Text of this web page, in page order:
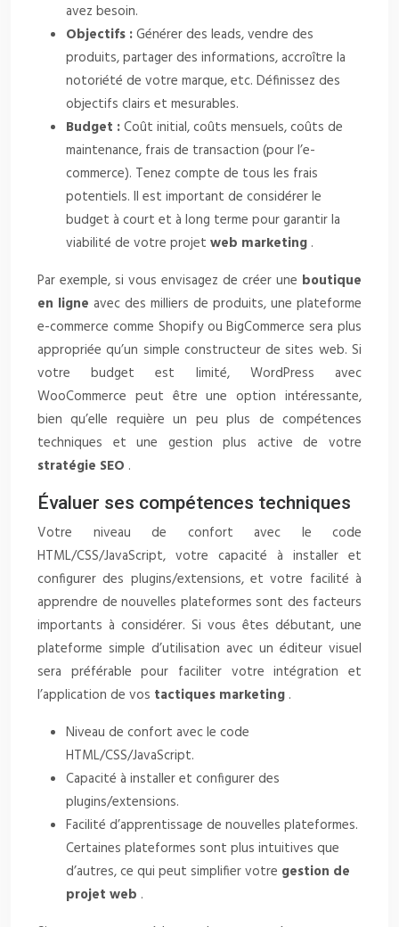
avez besoin.
Objectifs :Générer des leads, vendre des
produits, partager des informations, accroître la
notoriété de votre marque, etc. Définissez des
objectifs clairs et mesurables.
Budget :Coût initial, coûts mensuels, coûts de
maintenance, frais de transaction (pour l’e-
commerce). Tenez compte de tous les frais
potentiels. Il est important de considérer le
budget à court et à long terme pour garantir la
viabilité de votre projet web marketing .
Par exemple, si vous envisagez de créer une boutique
en ligne avec des milliers de produits, une plateforme
e-commerce comme Shopify ou BigCommerce sera plus
appropriée qu’un simple constructeur de sites web. Si
votre budget est limité, WordPress avec
WooCommerce peut être une option intéressante,
bien qu’elle requière un peu plus de compétences
techniques et une gestion plus active de votre
stratégie SEO .
Évaluer ses compétences techniques
Votre niveau de confort avec le code
HTML/CSS/JavaScript, votre capacité à installer et
configurer des plugins/extensions, et votre facilité à
apprendre de nouvelles plateformes sont des facteurs
importants à considérer. Si vous êtes débutant, une
plateforme simple d’utilisation avec un éditeur visuel
sera préférable pour faciliter votre intégration et
l’application de vos tactiques marketing .
Niveau de confort avec le code
HTML/CSS/JavaScript.
Capacité à installer et configurer des
plugins/extensions.
Facilité d’apprentissage de nouvelles plateformes.
Certaines plateformes sont plus intuitives que
d’autres, ce qui peut simplifier votre gestion de
projet web .